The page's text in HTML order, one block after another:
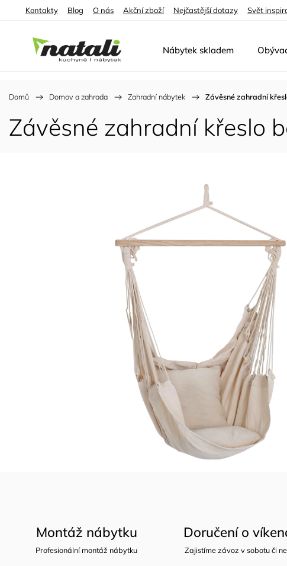
Kontakty Blog O nás Akční zboží Nejčastější dotazy Svět
Nábytek skladem
Domů / Domov a zahrada / Zahradní nábytek / Závěsné zahradní
Závěsné zahradní křeslo
Montáž nábytku
Profesionální montáž nábytku
Doručení o
Zajistíme závoz v sobotu či